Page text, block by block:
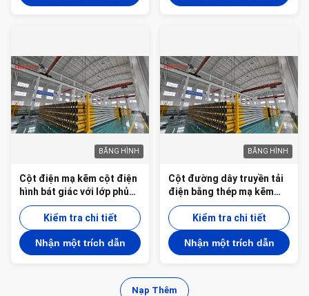
BĂNG HÌNH
Cột điện mạ kẽm cột điện
hình bát giác với lớp phủ
bitum Có chiều dài 35FT,
45FT, 50FT, 55FT, 60FT,
65FT và 70FT
Kiểm tra chi tiết
Nhận một trích dẫn
BĂNG HÌNH
Cột đường dây truyền tải
điện bằng thép mạ kẽm
hình bát giác có lớp phủ
bitum Có sẵn với nhiều
chiều dài từ 35ft đến 90ft
Kiểm tra chi tiết
Nhận một trích dẫn
Nạp Thêm